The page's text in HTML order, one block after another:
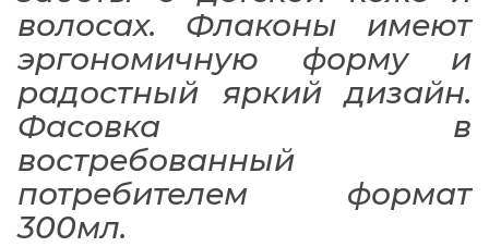
волосах. Флаконы имеют
эргономичную форму и
радостный яркий дизайн.
Фасовка в
востребованный
потребителем формат
300мл.